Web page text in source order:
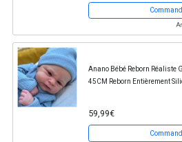
Anano Bébé Reborn Réaliste
45CM Reborn Entièrement
59,99€